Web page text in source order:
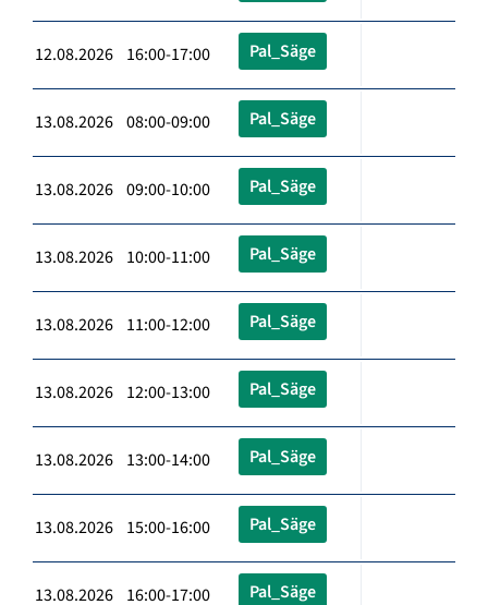
12.08.2026 16:00-17:00 Pal_Säge
13.08.2026 08:00-09:00 Pal_Säge
13.08.2026 09:00-10:00 Pal_Säge
13.08.2026 10:00-11:00 Pal_Säge
13.08.2026 11:00-12:00 Pal_Säge
13.08.2026 12:00-13:00 Pal_Säge
13.08.2026 13:00-14:00 Pal_Säge
13.08.2026 15:00-16:00 Pal_Säge
13.08.2026 16:00-17:00 Pal_Säge